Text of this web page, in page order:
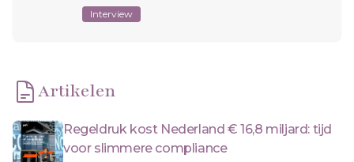
Interview
Artikelen
Regeldruk kost Nederland € 16,8 miljard: tijd
voor slimmere compliance